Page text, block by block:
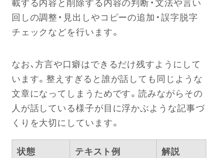
回しの調整・見出しやコピーの追加・誤字脱字
チェックなどを行います。
なお、方言や口癖はできるだけ残すようにして
います。整えすぎると誰が話しても同じような
文章になってしまうためです。読みながらその
人が話している様子が目に浮かぶような記事づ
くりを大切にしています。
状態 テキスト例 解説